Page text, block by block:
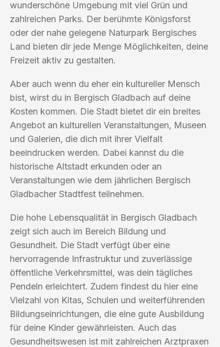
wunderschöne Umgebung mit viel Grün und
zahlreichen Parks. Der berühmte Königsforst
oder der nahe gelegene Naturpark Bergisches
Land bieten dir jede Menge Möglichkeiten, deine
Freizeit aktiv zu gestalten.
Aber auch wenn du eher ein kultureller Mensch
bist, wirst du in Bergisch Gladbach auf deine
Kosten kommen. Die Stadt bietet dir ein breites
Angebot an kulturellen Veranstaltungen, Museen
und Galerien, die dich mit ihrer Vielfalt
beeindrucken werden. Dabei kannst du die
historische Altstadt erkunden oder an
Veranstaltungen wie dem jährlichen Bergisch
Gladbacher Stadtfest teilnehmen.
Die hohe Lebensqualität in Bergisch Gladbach
zeigt sich auch im Bereich Bildung und
Gesundheit. Die Stadt verfügt über eine
hervorragende Infrastruktur und zuverlässige
öffentliche Verkehrsmittel, was dein tägliches
Pendeln erleichtert. Zudem findest du hier eine
Vielzahl von Kitas, Schulen und weiterführenden
Bildungseinrichtungen, die eine gute Ausbildung
für deine Kinder gewährleisten. Auch das
Gesundheitswesen ist mit zahlreichen Arztpraxen